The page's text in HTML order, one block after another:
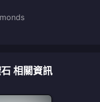
相關資訊